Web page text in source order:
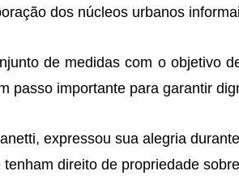
dos núcleos urbanos
de medidas com o objetivo
passo importante para garantir
expressou sua alegria
direito de propriedade